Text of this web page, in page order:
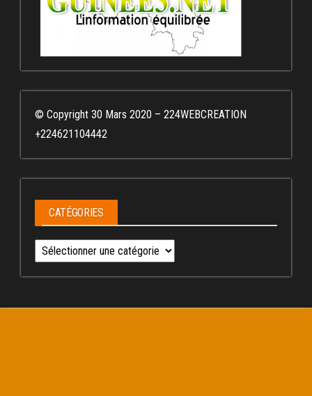
© Copyright 30 Mars 2020 – 224WEBCREATION
+224621104442
CATÉGORIES
Catégories